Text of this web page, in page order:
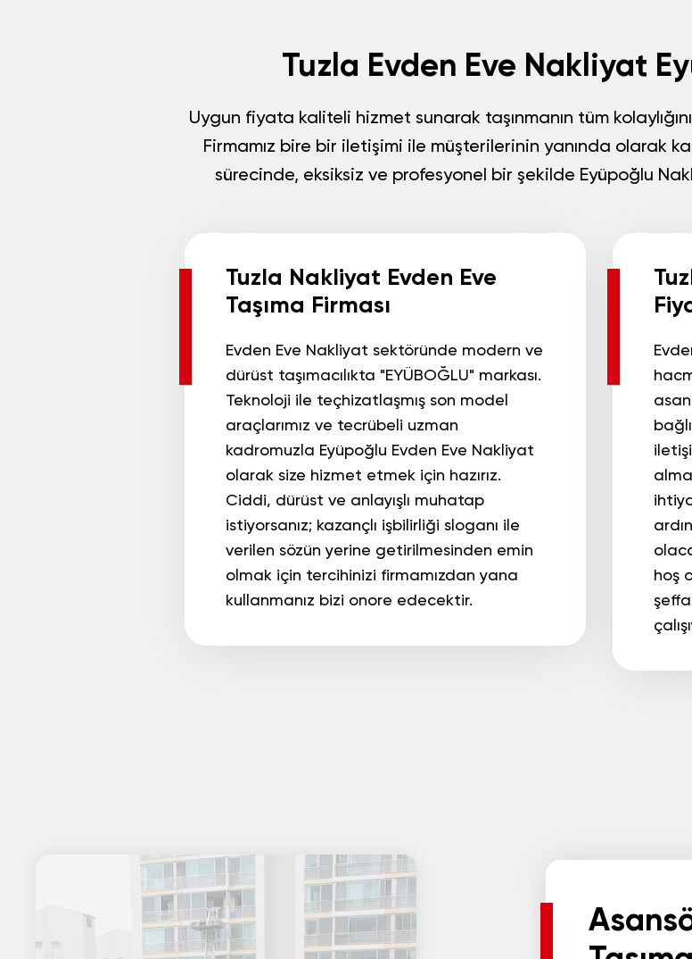
Tuzla Evden Eve Nakliyat
Uygun fiyata kaliteli hizmet sunarak taşınmanın tüm
Firmamız bire bir iletişimi ile müşterilerinin yanında olarak
sürecinde, eksiksiz ve profesyonel bir şekilde Eyüpoğlu
Tuzla Nakliyat Evden Eve
Taşıma Firması
Evden Eve Nakliyat sektöründe modern ve
dürüst taşımacılıkta "EYÜBOĞLU" markası.
Teknoloji ile teçhizatlaşmış son model
araçlarımız ve tecrübeli uzman
kadromuzla Eyüpoğlu Evden Eve Nakliyat
olarak size hizmet etmek için hazırız.
Ciddi, dürüst ve anlayışlı muhatap
istiyorsanız; kazançlı işbilirliği sloganı ile
verilen sözün yerine getirilmesinden emin
olmak için tercihinizi firmamızdan yana
kullanmanız bizi onore edecektir.
hoş